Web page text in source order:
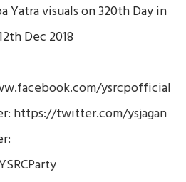
Yatra visuals on 320th Day in
Dec 2018
ysrcpofficial
https://twitter.com/ysjagan